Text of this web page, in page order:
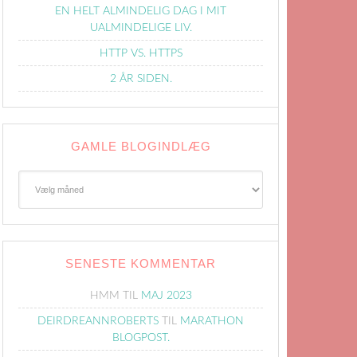
EN HELT ALMINDELIG DAG I MIT
UALMINDELIGE LIV.
HTTP VS. HTTPS
2 ÅR SIDEN.
GAMLE BLOGINDLÆG
SENESTE KOMMENTAR
HMM TIL MAJ 2023
DEIRDREANNROBERTS TIL MARATHON
BLOGPOST.